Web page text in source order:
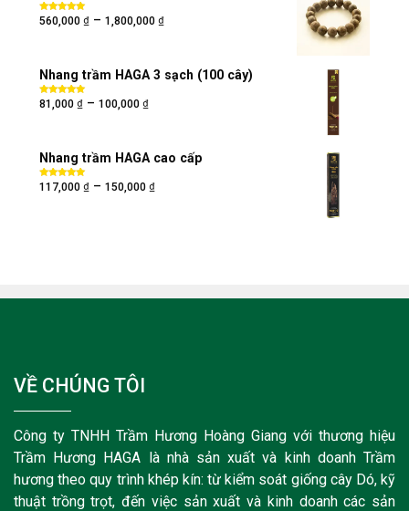
Được xếp
hạng5.005
560,000 ₫ – 1,800,000 ₫
Nhang trầm HAGA 3 sạch (100 cây)
Được xếp
hạng 5.005
81,000 ₫ – 100,000 ₫
Nhang trầm HAGA cao cấp
Được xếp
hạng5.005
117,000 ₫ – 150,000 ₫
VỀ CHÚNG TÔI
Công ty TNHH Trầm Hương Hoàng Giang với thương hiệu
Trầm Hương HAGA là nhà sản xuất và kinh doanh Trầm
hương theo quy trình khép kín: từ kiểm soát giống cây Dó, kỹ
thuật trồng trọt, đến việc sản xuất và kinh doanh các sản